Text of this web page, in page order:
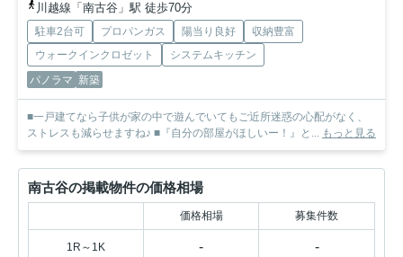
川越線「南古谷」駅 徒歩70分
駐車2台可 プロパンガス 陽当り良好
収納豊富
ウォークインクロゼット
システムキッチン
パノラマ 新築
■一戸建てなら子供が家の中で遊んでいてもご近所迷惑の心配がなく、
ストレスも減らせますね♪ ■『自分の部屋がほしいー！』と... もっと見る
南古谷の掲載物件の価格相場
価格相場 募集件数
1R～1K - -